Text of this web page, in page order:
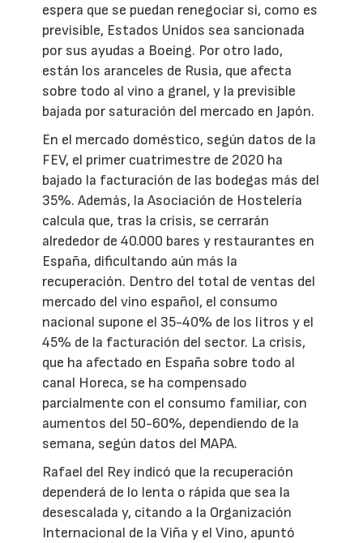
espera que se puedan renegociar si, como es
previsible, Estados Unidos sea sancionada
por sus ayudas a Boeing. Por otro lado,
están los aranceles de Rusia, que afecta
sobre todo al vino a granel, y la previsible
bajada por saturación del mercado en Japón.
En el mercado doméstico, según datos de la
FEV, el primer cuatrimestre de 2020 ha
bajado la facturación de las bodegas más del
35%. Además, la Asociación de Hostelería
calcula que, tras la crisis, se cerrarán
alrededor de 40.000 bares y restaurantes en
España, dificultando aún más la
recuperación. Dentro del total de ventas del
mercado del vino español, el consumo
nacional supone el 35-40% de los litros y el
45% de la facturación del sector. La crisis,
que ha afectado en España sobre todo al
canal Horeca, se ha compensado
parcialmente con el consumo familiar, con
aumentos del 50-60%, dependiendo de la
semana, según datos del MAPA.
Rafael del Rey indicó que la recuperación
dependerá de lo lenta o rápida que sea la
desescalada y, citando a la Organización
Internacional de la Viña y el Vino, apuntó